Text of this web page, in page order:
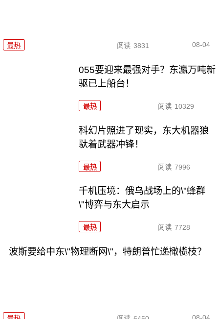
最热 阅读 3831 08-04
055要迎来最强对手？东瀛万吨新
驱已上船台！
最热 阅读 10329
科幻片照进了现实，东大机器狼
驮着武器冲锋！
最热 阅读 7996
千机压境：俄乌战场上的\"蜂群
\"博弈与东大启示
最热 阅读 7728
波斯要给中东\"物理断网\"，特朗普忙递橄榄枝？